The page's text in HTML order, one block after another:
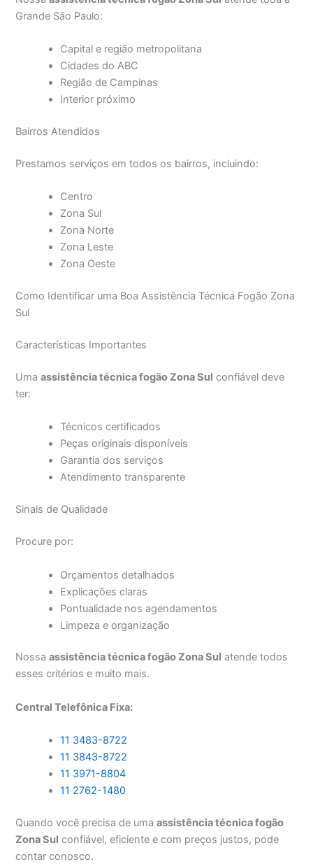
Grande São Paulo:
Capital e região metropolitana
Cidades do ABC
Região de Campinas
Interior próximo
Bairros Atendidos
Prestamos serviços em todos os bairros, incluindo:
Centro
Zona Sul
Zona Norte
Zona Leste
Zona Oeste
Como Identificar uma Boa Assistência Técnica Fogão Zona
Sul
Características Importantes
Umaassistência técnica fogão Zona Sul confiável deve
ter:
Técnicos certificados
Peças originais disponíveis
Garantia dos serviços
Atendimento transparente
Sinais de Qualidade
Procure por:
Orçamentos detalhados
Explicações claras
Pontualidade nos agendamentos
Limpeza e organização
Nossaassistência técnica fogão Zona Sul atende todos
esses critérios e muito mais.
Central Telefônica Fixa:
11 3483-8722
11 3843-8722
11 3971-8804
11 2762-1480
Quando você precisa de umaassistência técnica fogão
Zona Sul confiável, eficiente e com preços justos, pode
contar conosco.